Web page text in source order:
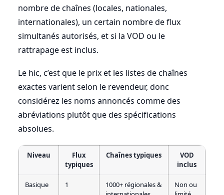
nombre de chaînes (locales, nationales,
internationales), un certain nombre de flux
simultanés autorisés, et si la VOD ou le
rattrapage est inclus.
Le hic, c’est que le prix et les listes de chaînes
exactes varient selon le revendeur, donc
considérez les noms annoncés comme des
abréviations plutôt que des spécifications
absolues.
Niveau
Flux
typiques
Chaînes typiques
VOD
inclus
Basique 1
1000+ régionales &
Non ou